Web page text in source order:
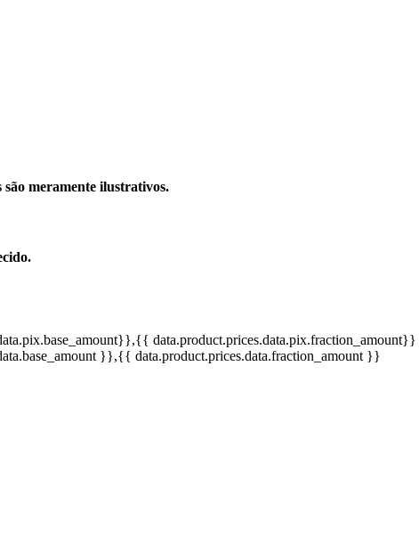
são meramente ilustrativos.
,{{ data.product.prices.data.pix.fraction_amount}}
}},{{ data.product.prices.data.fraction_amount }}